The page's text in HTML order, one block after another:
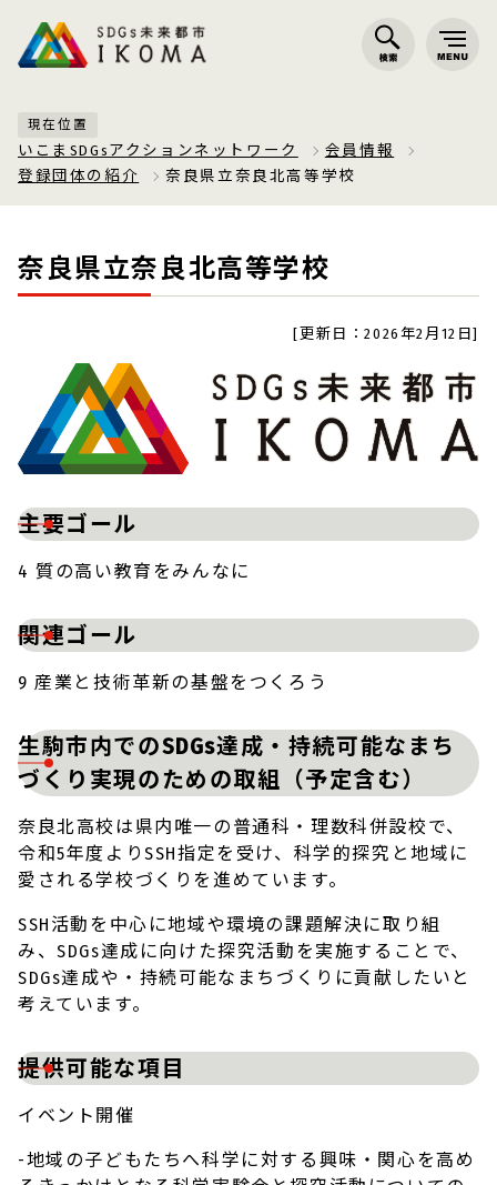
現在位置
いこまSDGsアクションネットワーク
会員情報
登録団体の紹介
奈良県立奈良北高等学校
奈良県立奈良北高等学校
[更新日：2026年2月12日]
主要ゴール
4 質の高い教育をみんなに
関連ゴール
9 産業と技術革新の基盤をつくろう
生駒市内でのSDGs達成・持続可能なまち
づくり実現のための取組（予定含む）
奈良北高校は県内唯一の普通科・理数科併設校で、
令和5年度よりSSH指定を受け、科学的探究と地域に
愛される学校づくりを進めています。
SSH活動を中心に地域や環境の課題解決に取り組
み、SDGs達成に向けた探究活動を実施することで、
SDGs達成や・持続可能なまちづくりに貢献したいと
考えています。
提供可能な項目
イベント開催
-地域の子どもたちへ科学に対する興味・関心を高め